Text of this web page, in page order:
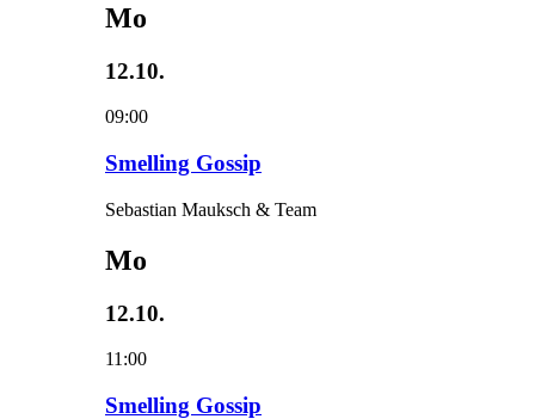
Mo
12.10.
09:00
Smelling Gossip
Sebastian Mauksch & Team
Mo
12.10.
11:00
Smelling Gossip